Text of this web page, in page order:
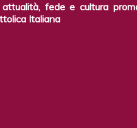
fede e cultura
Italiana